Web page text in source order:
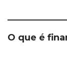
O que é